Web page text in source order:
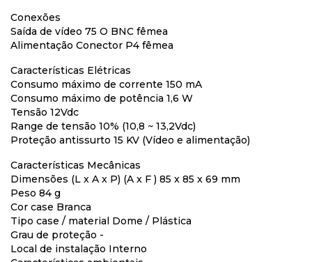
Conexões
Saída de vídeo 75 O BNC fêmea
Alimentação Conector P4 fêmea
Características Elétricas
Consumo máximo de corrente 150 mA
Consumo máximo de potência 1,6 W
Tensão 12Vdc
Range de tensão 10% (10,8 ~ 13,2Vdc)
Proteção antissurto 15 KV (Vídeo e alimentação)
Características Mecânicas
Dimensões (L x A x P) (A x F ) 85 x 85 x 69 mm
Peso 84 g
Cor case Branca
Tipo case / material Dome / Plástica
Grau de proteção -
Local de instalação Interno